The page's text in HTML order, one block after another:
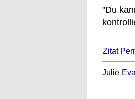
"Du
Zitat
Julie